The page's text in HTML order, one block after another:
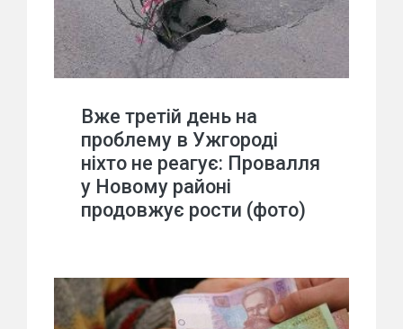
Вже третій день на
проблему в Ужгороді
ніхто не реагує: Провалля
у Новому районі
продовжує рости (фото)